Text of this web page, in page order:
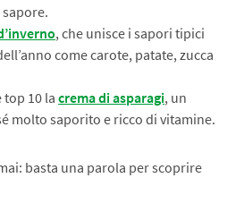
, che unisce i sapori tipici
come carote, patate, zucca
10 la crema di asparagi, un
molto saporito e ricco di vitamine.
basta una parola per scoprire